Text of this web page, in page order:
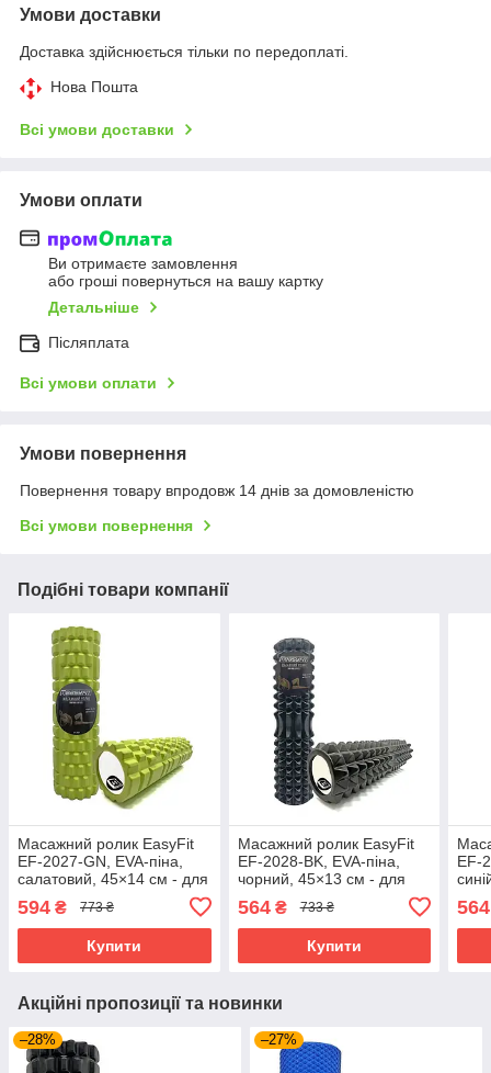
Умови доставки
Доставка здійснюється тільки по передоплаті.
Нова Пошта
Всі умови доставки
Умови оплати
Ви отримаєте замовлення
або гроші повернуться на вашу картку
Детальніше
Післяплата
Всі умови оплати
Умови повернення
Повернення товару впродовж 14 днів за домовленістю
Всі умови повернення
Подібні товари компанії
Масажний ролик EasyFit
EF-2027-GN, EVA-піна,
салатовий, 45×14 см - для
йоги, фітнесу, реабілітації
594 ₴ 773 ₴
Купити
Масажний ролик EasyFit
EF-2028-BK, EVA-піна,
чорний, 45×13 см - для
йоги, фітнесу, реабілітації
564₴ 733 ₴
Купити
EF-
564
Акційні пропозиції та новинки
–28% –27%